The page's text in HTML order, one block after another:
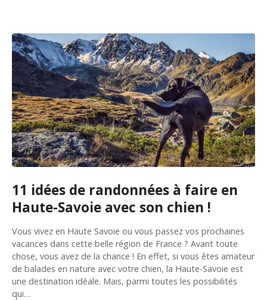
11 idées de randonnées à faire en
Haute-Savoie avec son chien !
Vous vivez en Haute Savoie ou vous passez vos prochaines
vacances dans cette belle région de France ? Avant toute
chose, vous avez de la chance ! En effet, si vous êtes amateur
de balades en nature avec votre chien, la Haute-Savoie est
une destination idéale. Mais, parmi toutes les possibilités
qui…